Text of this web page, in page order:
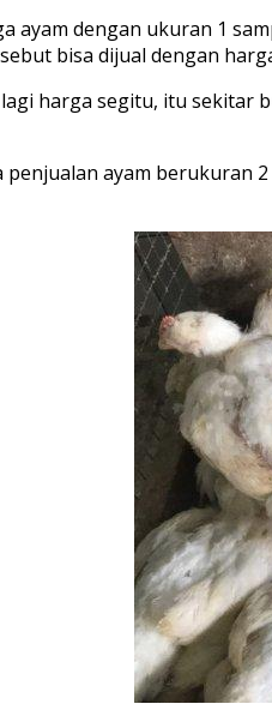
ayam dengan ukuran 1
bisa dijual dengan
harga segitu, itu sekitar
ayam berukuran